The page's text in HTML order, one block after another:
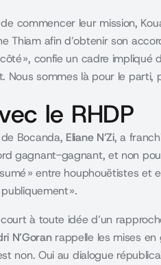
commencer leur mission,
Thiam afin d’obtenir son
», confie un cadre impliqué
Nous sommes là pour le parti,
le RHDP
Bocanda, Eliane N’Zi, a
gagnant-gagnant, et non
» entre houphouëtistes
».
à toute idée d’un
N’Goranrappelle les mises en
non. Oui au dialogue